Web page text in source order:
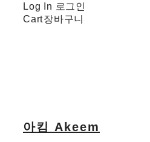
Log In 로그인
Cart장바구니
아킴 Akeem